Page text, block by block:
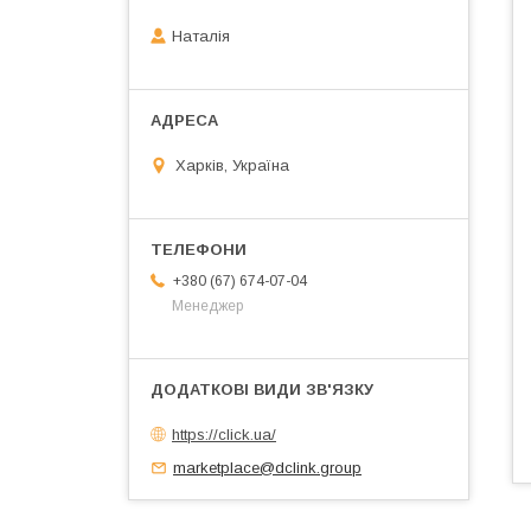
Наталія
Харків, Україна
+380 (67) 674-07-04
Менеджер
https://click.ua/
marketplace@dclink.group